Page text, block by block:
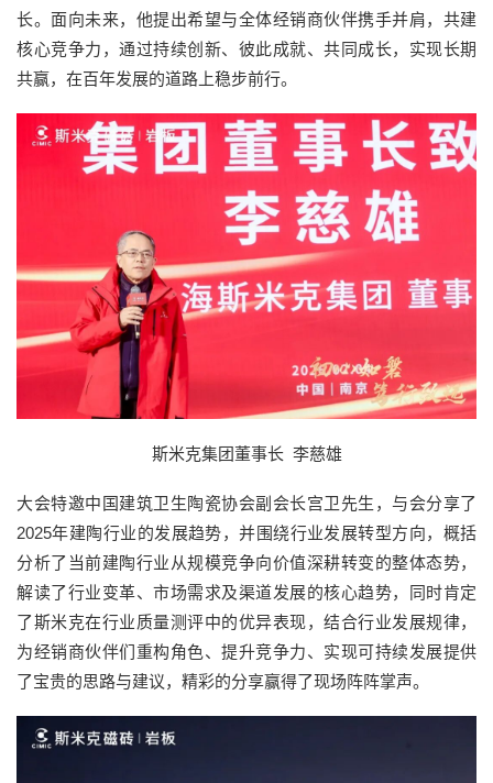
长。面向未来，他提出希望与全体经销商伙伴携手并肩，共建
核心竞争力，通过持续创新、彼此成就、共同成长，实现长期
共赢，在百年发展的道路上稳步前行。
斯米克集团董事长 李慈雄
大会特邀中国建筑卫生陶瓷协会副会长宫卫先生，与会分享了
2025年建陶行业的发展趋势，并围绕行业发展转型方向，概括
分析了当前建陶行业从规模竞争向价值深耕转变的整体态势，
解读了行业变革、市场需求及渠道发展的核心趋势，同时肯定
了斯米克在行业质量测评中的优异表现，结合行业发展规律，
为经销商伙伴们重构角色、提升竞争力、实现可持续发展提供
了宝贵的思路与建议，精彩的分享赢得了现场阵阵掌声。